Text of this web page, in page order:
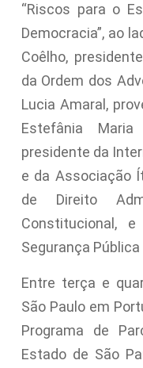
“Riscos para o
Democracia”, ao
Coêlho,
da Ordem dos
Lucia Amaral,
Estefânia
presidente da
e da Associação
de Direito
Constitucional,
Segurança Pública
Entre terça e
São Paulo em
Programa de
Estado de São